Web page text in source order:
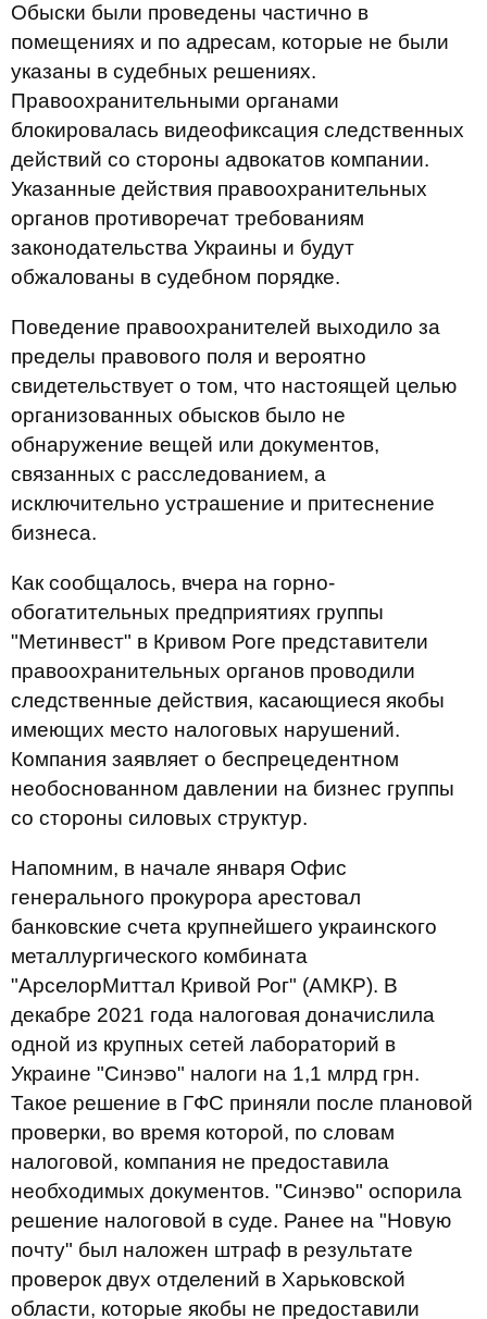
Обыски были проведены частично в
помещениях и по адресам, которые не были
указаны в судебных решениях.
Правоохранительными органами
блокировалась видеофиксация следственных
действий со стороны адвокатов компании.
Указанные действия правоохранительных
органов противоречат требованиям
законодательства Украины и будут
обжалованы в судебном порядке.
Поведение правоохранителей выходило за
пределы правового поля и вероятно
свидетельствует о том, что настоящей целью
организованных обысков было не
обнаружение вещей или документов,
связанных с расследованием, а
исключительно устрашение и притеснение
бизнеса.
Как сообщалось, вчера на горно-
обогатительных предприятиях группы
"Метинвест" в Кривом Роге представители
правоохранительных органов проводили
следственные действия, касающиеся якобы
имеющих место налоговых нарушений.
Компания заявляет о беспрецедентном
необоснованном давлении на бизнес группы
со стороны силовых структур.
Напомним, в начале января Офис
генерального прокурора арестовал
банковские счета крупнейшего украинского
металлургического комбината
"АрселорМиттал Кривой Рог" (АМКР). В
декабре 2021 года налоговая доначислила
одной из крупных сетей лабораторий в
Украине "Синэво" налоги на 1,1 млрд грн.
Такое решение в ГФС приняли после плановой
проверки, во время которой, по словам
налоговой, компания не предоставила
необходимых документов. "Синэво" оспорила
решение налоговой в суде. Ранее на "Новую
почту" был наложен штраф в результате
проверок двух отделений в Харьковской
области, которые якобы не предоставили